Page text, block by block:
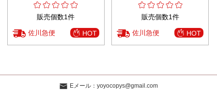
販売個数1件
佐川急便 HOT
販売個数1件
佐川急便 HOT
Eメール： yoyocopys@gmail.com